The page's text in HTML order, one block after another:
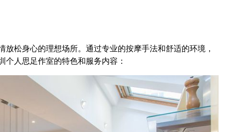
放松身心的理想场所。通过专业的按摩手法和舒适的环境，
个人思足作室的特色和服务内容：